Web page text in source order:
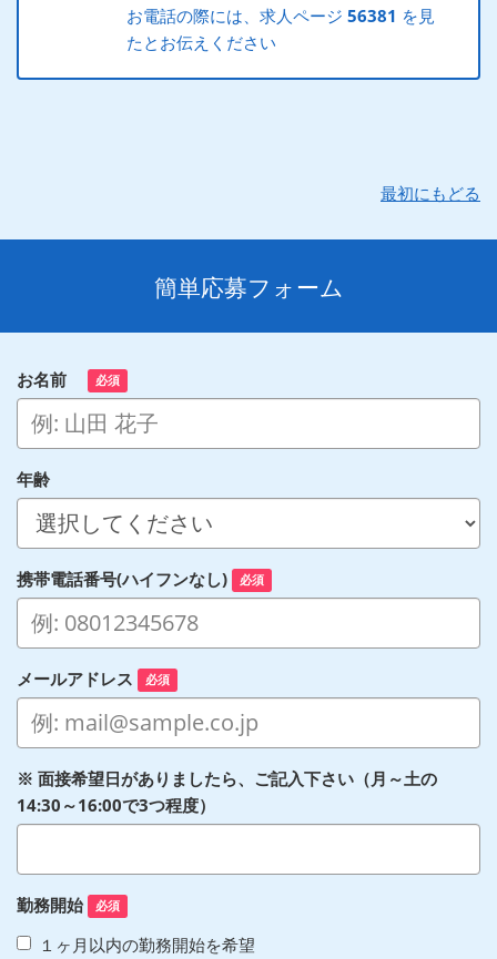
お電話の際には、求人ページ56381 を見
たとお伝えください
最初にもどる
簡単応募フォーム
お名前 必須
年齢
携帯電話番号(ハイフンなし) 必須
メールアドレス 必須
※ 面接希望日がありましたら、ご記入下さい（月～土の
14:30～16:00で3つ程度）
勤務開始 必須
１ヶ月以内の勤務開始を希望